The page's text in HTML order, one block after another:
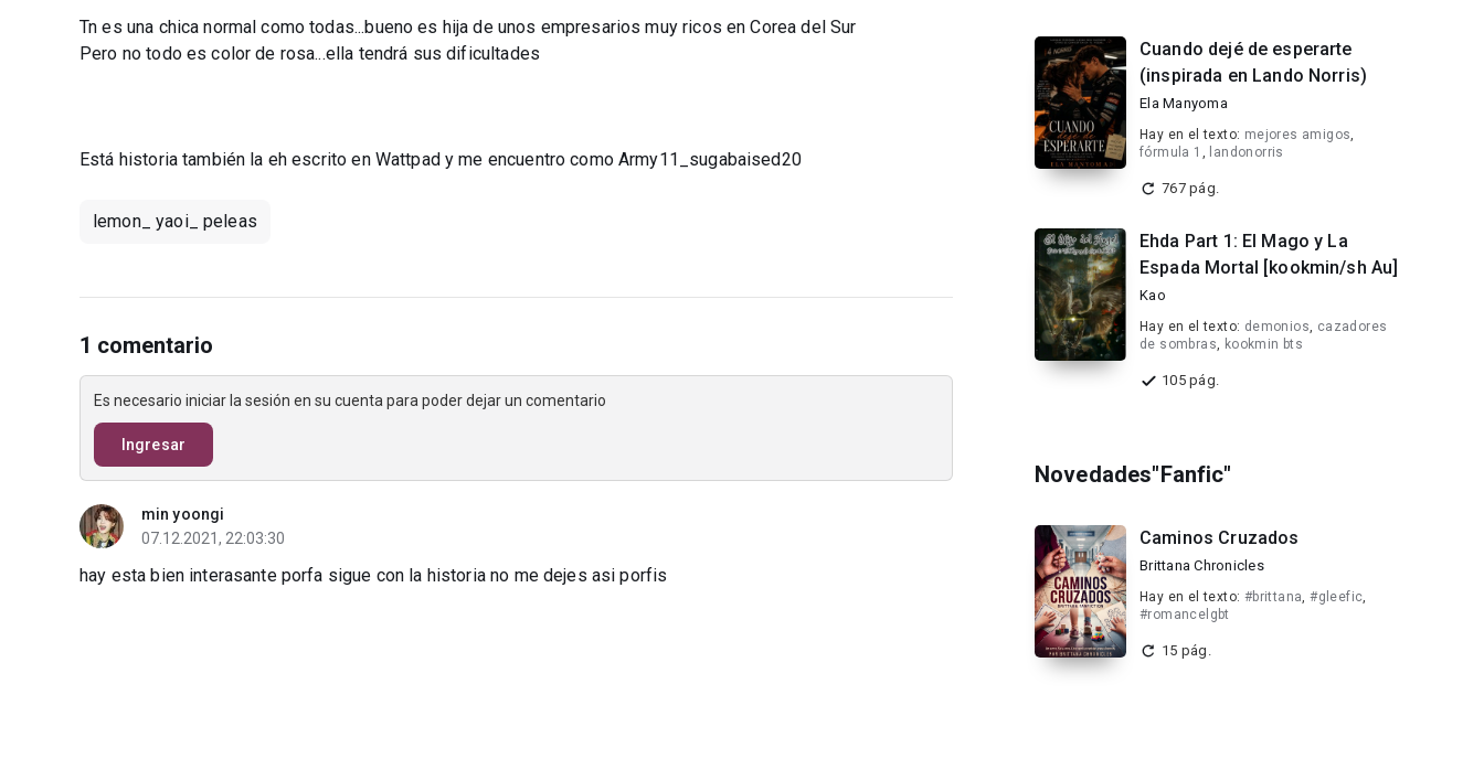
Tn es una chica normal como todas...bueno es hija de unos empresarios muy ricos en Corea del Sur
Pero no todo es color de rosa...ella tendrá sus dificultades
Está historia también la eh escrito en Wattpad y me encuentro como Army11_sugabaised20
lemon_ yaoi_ peleas
1 comentario
Es necesario iniciar la sesión en su cuenta para poder dejar un comentario
Ingresar
min yoongi
07.12.2021, 22:03:30
hay esta bien interasante porfa sigue con la historia no me dejes asi porfis
Cuando dejé de esperarte
(inspirada en Lando Norris)
Ela Manyoma
Hay en el texto: mejores amigos,
fórmula 1 , landonorris
767 pág.
Ehda Part 1: El Mago y La
Espada Mortal [kookmin/sh Au]
Kao
Hay en el texto: demonios, cazadores
de sombras, kookmin bts
105 pág.
Novedades"Fanfic"
Caminos Cruzados
Brittana Chronicles
Hay en el texto: #brittana,#gleefic,
#romancelgbt
15 pág.